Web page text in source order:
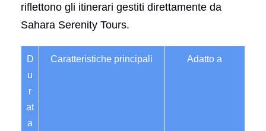
riflettono gli itinerari gestiti direttamente da
Sahara Serenity Tours.
D
u
r
at
a
Caratteristiche principali Adatto a